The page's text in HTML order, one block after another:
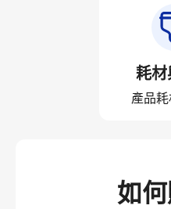
耗材
產品
如